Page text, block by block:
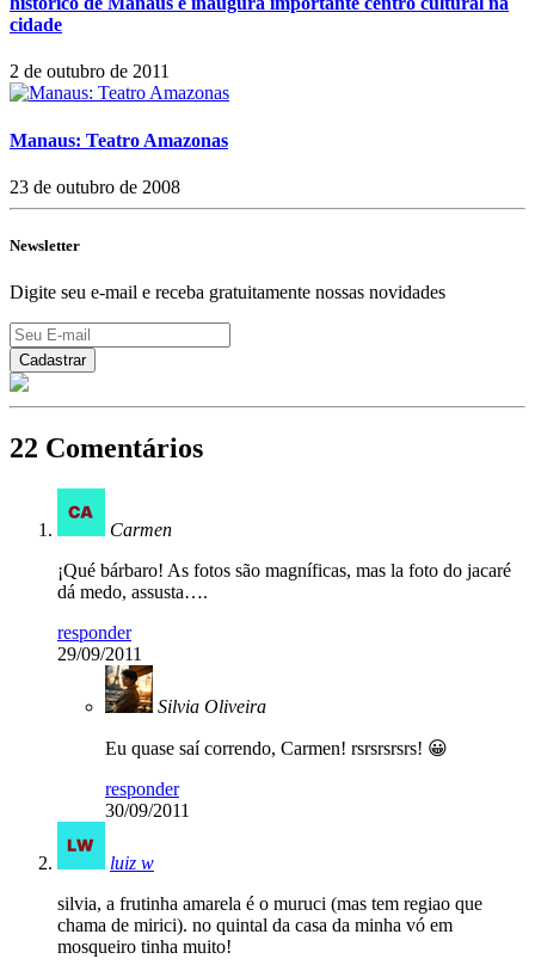
cidade
2 de outubro de 2011
Manaus: Teatro Amazonas
23 de outubro de 2008
Newsletter
Digite seu e-mail e receba gratuitamente nossas novidades
22 Comentários
Carmen
¡Qué bárbaro! As fotos são magníficas, mas la foto do jacaré
dá medo, assusta….
responder
29/09/2011
Silvia Oliveira
Eu quase saí correndo, Carmen! rsrsrsrsrs! 😀
responder
30/09/2011
luiz w
silvia, a frutinha amarela é o muruci (mas tem regiao que
chama de mirici). no quintal da casa da minha vó em
mosqueiro tinha muito!